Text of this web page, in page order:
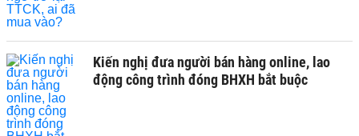
Kiến nghị đưa người bán hàng online, lao
động công trình đóng BHXH bắt buộc